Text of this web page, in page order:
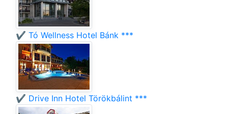
✔️ Tó Wellness Hotel Bánk ***
✔️ Drive Inn Hotel Törökbálint ***